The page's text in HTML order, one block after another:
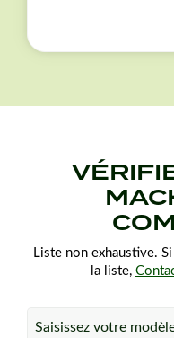
Liste non exhaustive.
la liste,
Saisissez votre